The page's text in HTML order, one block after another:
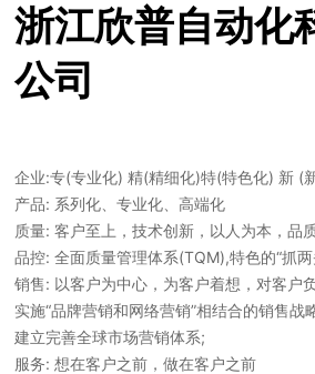
浙江欣普自动化
公司
企业:专(专业化) 精(精细化)特(特色化) 新 (
产品: 系列化、专业化、高端化
质量: 客户至上，技术创新，以人为本，品
品控: 全面质量管理体系(TQM),特色的“抓
销售: 以客户为中心，为客户着想，对客户
实施“品牌营销和网络营销”相结合的销售战
建立完善全球市场营销体系;
服务: 想在客户之前，做在客户之前